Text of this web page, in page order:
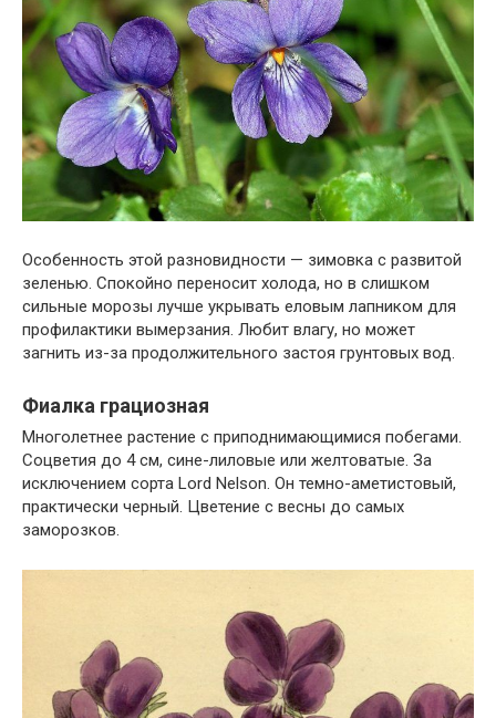
Особенность этой разновидности — зимовка с развитой
зеленью. Спокойно переносит холода, но в слишком
сильные морозы лучше укрывать еловым лапником для
профилактики вымерзания. Любит влагу, но может
загнить из-за продолжительного застоя грунтовых вод.
Фиалка грациозная
Многолетнее растение с приподнимающимися побегами.
Соцветия до 4 см, сине-лиловые или желтоватые. За
исключением сорта Lord Nelson. Он темно-аметистовый,
практически черный. Цветение с весны до самых
заморозков.